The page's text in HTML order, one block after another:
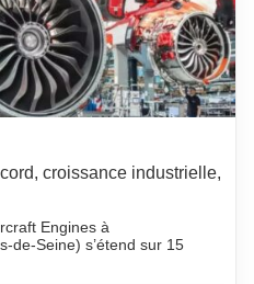
croissance industrielle,
Engines à
de-Seine) s’étend sur 15